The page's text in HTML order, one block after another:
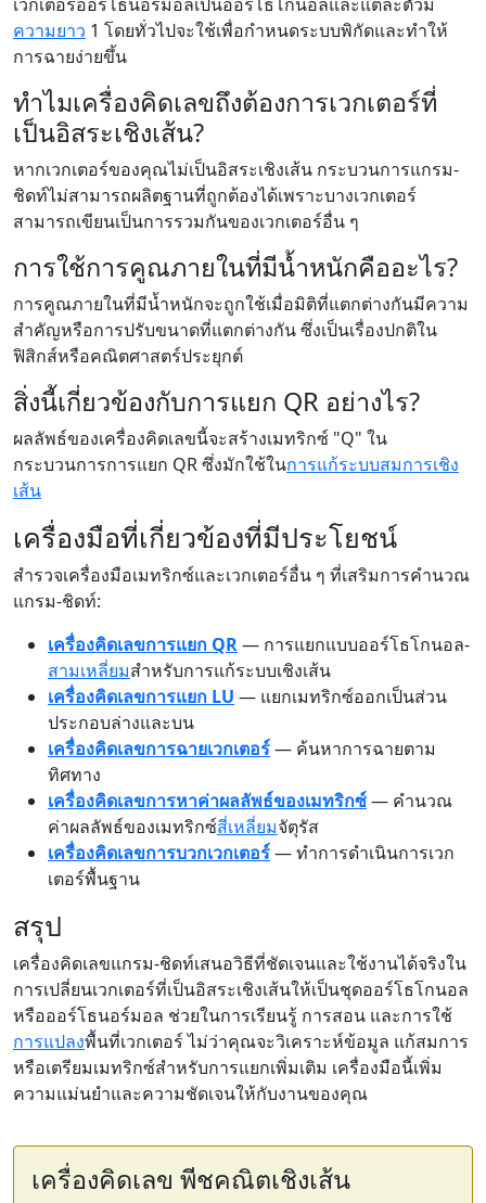
ความยาว 1 โดยทั่วไปจะใช้เพื่อกำหนดระบบพิกัดและทำให้
การฉายง่ายขึ้น
ทำไมเครื่องคิดเลขถึงต้องการเวกเตอร์ที่
เป็นอิสระเชิงเส้น?
หากเวกเตอร์ของคุณไม่เป็นอิสระเชิงเส้น กระบวนการแกรม-
ชิดท์ไม่สามารถผลิตฐานที่ถูกต้องได้เพราะบางเวกเตอร์
สามารถเขียนเป็นการรวมกันของเวกเตอร์อื่น ๆ
การใช้การคูณภายในที่มีน้ำหนักคืออะไร?
การคูณภายในที่มีน้ำหนักจะถูกใช้เมื่อมิติที่แตกต่างกันมีความ
สำคัญหรือการปรับขนาดที่แตกต่างกัน ซึ่งเป็นเรื่องปกติใน
ฟิสิกส์หรือคณิตศาสตร์ประยุกต์
สิ่งนี้เกี่ยวข้องกับการแยก QR อย่างไร?
ผลลัพธ์ของเครื่องคิดเลขนี้จะสร้างเมทริกซ์ "Q" ใน
กระบวนการการแยก QR ซึ่งมักใช้ในการแก้ระบบสมการเชิง
เส้น
เครื่องมือที่เกี่ยวข้องที่มีประโยชน์
สำรวจเครื่องมือเมทริกซ์และเวกเตอร์อื่น ๆ ที่เสริมการคำนวณ
แกรม-ชิดท์:
เครื่องคิดเลขการแยก QR— การแยกแบบออร์โธโกนอล-
สามเหลี่ยมสำหรับการแก้ระบบเชิงเส้น
เครื่องคิดเลขการแยก LU — แยกเมทริกซ์ออกเป็นส่วน
ประกอบล่างและบน
เครื่องคิดเลขการฉายเวกเตอร์— ค้นหาการฉายตาม
ทิศทาง
เครื่องคิดเลขการหาค่าผลลัพธ์ของเมทริกซ์— คำนวณ
ค่าผลลัพธ์ของเมทริกซ์สี่เหลี่ยมจัตุรัส
เครื่องคิดเลขการบวกเวกเตอร์— ทำการดำเนินการเวก
เตอร์พื้นฐาน
สรุป
เครื่องคิดเลขแกรม-ชิดท์เสนอวิธีที่ชัดเจนและใช้งานได้จริงใน
การเปลี่ยนเวกเตอร์ที่เป็นอิสระเชิงเส้นให้เป็นชุดออร์โธโกนอล
หรือออร์โธนอร์มอล ช่วยในการเรียนรู้ การสอน และการใช้
การแปลงพื้นที่เวกเตอร์ ไม่ว่าคุณจะวิเคราะห์ข้อมูล แก้สมการ
หรือเตรียมเมทริกซ์สำหรับการแยกเพิ่มเติม เครื่องมือนี้เพิ่ม
ความแม่นยำและความชัดเจนให้กับงานของคุณ
เครื่องคิดเลข พีชคณิตเชิงเส้น